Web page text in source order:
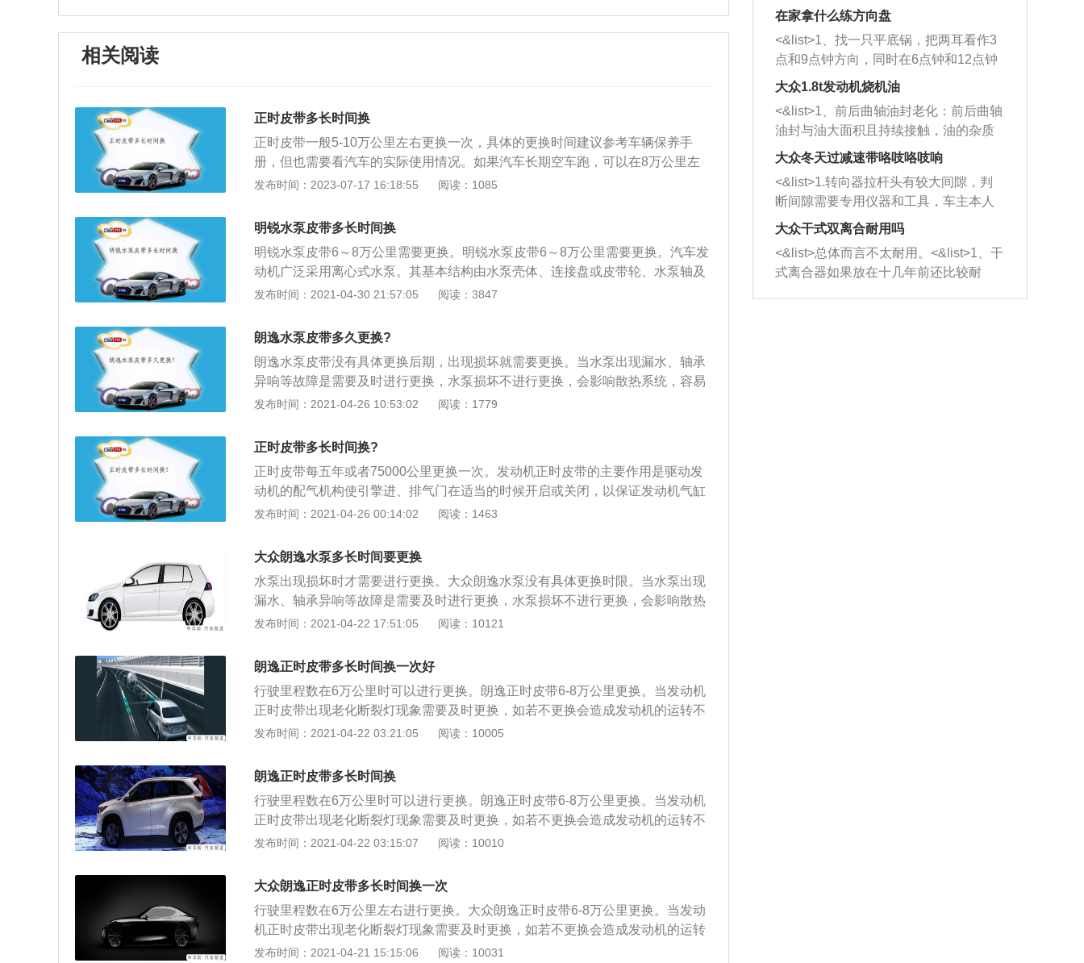
相关阅读
正时皮带多长时间换
正时皮带一般5-10万公里左右更换一次，具体的更换时间建议参考车辆保养手
册，但也需要看汽车的实际使用情况。如果汽车长期空车跑，可以在8万公里左
右检查，没有问题可以继续使用，到10至13万公里时再进行更换；如果经常重负
时皮带是橡胶制品，有一定的使用寿命，使用时间长了会自然老化，表面会硬
化，出现裂纹，加上正时皮带长期处于高速运转状态，难免会有磨损，更容易出
现问题。如果继续使用未能及时更换，可能会发生断裂现象，造成发动机故障，
不能正常使用。
发布时间：2023-07-17 16:18:55 阅读：1085
明锐水泵皮带多长时间换
明锐水泵皮带6～8万公里需要更换。明锐水泵皮带6～8万公里需要更换。汽车发
动机广泛采用离心式水泵。其基本结构由水泵壳体、连接盘或皮带轮、水泵轴及
轴承或轴连轴承、水泵叶轮和水封装置等零件构成，是汽车的主要组成部分。水
到发动机的转速，现象就是车速不稳定的问题，通常在发动机启动一段时间会出
现，假如助力过大就会熄火，从这些现象能初步判断水泵损坏；2、冷却液泄
露：发动机靠近水泵部位容易发生漏水，这时候冷却液会在水泵通风孔留下水印
迹，缺少冷却液的发动机就会“发高烧”，磨损加剧，严重时冒烟甚至着火，此时
首先要检查冷去系统重要部位（冷却风扇、散热器、水泵等）是否损坏，不要再
内部的轴承损坏或者叶轮出现了松动或者脱离了转轴产生异响。汽修网Http://aut
o.china.com/
发布时间：2021-04-30 21:57:05 阅读：3847
朗逸水泵皮带多久更换?
朗逸水泵皮带没有具体更换后期，出现损坏就需要更换。当水泵出现漏水、轴承
异响等故障是需要及时进行更换，水泵损坏不进行更换，会影响散热系统，容易
造成发动机开锅。以下是水泵损坏的症状：1、水泵损坏会使冷却循环能力减弱
会在水泵通风孔上留下冷却液颜色的痕迹，导致缺少冷却液后水温高等症状的出
现；3、发动机工作时水泵出现异响。水泵出现异响可能是由于内部有异物，或
者轴承磨损引起。
发布时间：2021-04-26 10:53:02 阅读：1779
正时皮带多长时间换?
正时皮带每五年或者75000公里更换一次。发动机正时皮带的主要作用是驱动发
动机的配气机构使引擎进、排气门在适当的时候开启或关闭，以保证发动机气缸
能够正常地吸气和排气。以下是正时皮带的更换步骤：1、将气门室盖拆开，曲
曲轴固定镙丝拧上，固定住曲轴；2、转动进排气凸轮轴，凸轮轴后端有凹槽，
将两根凸轮轴凹槽平衡对齐，将专用工具卡进去；3、拆下旧链条装上新链条。
曲轴皮带轮也是没有滑键的，安装时，皮带轮上面有一个圆孔，对正链条外壳上
面的凹槽里；4、曲轴位置传感器是可以调整的，安装时要不间隙调整到位，不
然会报故障码；曲轴链轮与皮带轮都是自由转动的。
发布时间：2021-04-26 00:14:02 阅读：1463
大众朗逸水泵多长时间要更换
水泵出现损坏时才需要进行更换。大众朗逸水泵没有具体更换时限。当水泵出现
漏水、轴承异响等故障是需要及时进行更换，水泵损坏不进行更换，会影响散热
系统，容易造成发动机开锅。以下是水泵损坏的症状： 1、水泵损坏会使冷却循
水。漏冷却液会在水泵通风孔上留下冷却液颜色的痕迹，导致缺少冷却液后水温
高等症状的出现； 3、发动机工作时水泵出现异响。水泵出现异响可能是由于内
部有异物，或者轴承磨损引起。水泵漏水、无法转动时才需要实行更换。 （中华
网汽车auto.china.com原创）
发布时间：2021-04-22 17:51:05 阅读：10121
朗逸正时皮带多长时间换一次好
行驶里程数在6万公里时可以进行更换。朗逸正时皮带6-8万公里更换。当发动机
正时皮带出现老化断裂灯现象需要及时更换，如若不更换会造成发动机的运转不
良，严重时导致发动机报废。以下是正时皮带的更换步骤： 1、将气门室盖拆
点，将曲轴固定镙丝拧上，固定住曲轴； 2、转动进排气凸轮轴，凸轮轴后端有
凹槽，将两根凸轮轴凹槽平衡对齐，将专用工具卡进去； 3、拆下旧链条装上新
链条。曲轴皮带轮也是没有滑键的，安装时，皮带轮上面有一个圆孔，对正链条
外壳上面的凹槽里；4、曲轴位置传感器是可以调整的，安装时要不间隙调整到
位，不然会报故障码；曲轴链轮与皮带轮都是自由转动的。
发布时间：2021-04-22 03:21:05 阅读：10005
朗逸正时皮带多长时间换
行驶里程数在6万公里时可以进行更换。朗逸正时皮带6-8万公里更换。当发动机
正时皮带出现老化断裂灯现象需要及时更换，如若不更换会造成发动机的运转不
良，严重时导致发动机报废。以下是正时皮带的更换步骤： 1、将气门室盖拆
点，将曲轴固定镙丝拧上，固定住曲轴； 2、转动进排气凸轮轴，凸轮轴后端有
凹槽，将两根凸轮轴凹槽平衡对齐，将专用工具卡进去； 3、拆下旧链条装上新
链条。曲轴皮带轮也是没有滑键的，安装时，皮带轮上面有一个圆孔，对正链条
外壳上面的凹槽里；4、曲轴位置传感器是可以调整的，安装时要不间隙调整到
位，不然会报故障码；曲轴链轮与皮带轮都是自由转动的。
发布时间：2021-04-22 03:15:07 阅读：10010
大众朗逸正时皮带多长时间换一次
行驶里程数在6万公里左右进行更换。大众朗逸正时皮带6-8万公里更换。当发动
机正时皮带出现老化断裂灯现象需要及时更换，如若不更换会造成发动机的运转
不良，严重时导致发动机报废。以下是正时皮带的更换步骤： 1、将气门室盖拆
发布时间：2021-04-21 15:15:06 阅读：10031
者是细棍，直接将杂物给取出来，如果
堵塞情况比较严重，也可以采取应急措
施。 <&list>2、直接利用木棍将所有的
杂物推到排气管里面的位置处，然后将
三元催化器拆解开，就可以将堵塞的东
西取出来。但如果是因为积碳过多引起
的堵塞，就需要将三元催化器泡在草酸
洗剂对堵塞的情况得到解决，将清洗剂
放在燃油箱中，与燃油混合后，车辆启
动时，就可以和汽油一起进入到燃烧
室，最后形成废气排出，就可以让三元
催化器得到清洗，排气管堵塞的情况就
能够得到解决。
在家拿什么练方向盘
<&list>1、找一只平底锅，把两耳看作3
点和9点钟方向，同时在6点钟和12点钟
方向做一个标记。 <&list>2、双手握住
一圈半的练习，往右同样也要打相同的
圈数。 <&list>3、最后强调要反复练
习，这样就可以形成肌肉记忆，在真实
驾驶车辆时，不需要记忆也能打好方
向。
大众1.8t发动机烧机油
<&list>1、前后曲轴油封老化：前后曲轴
油封与油大面积且持续接触，油的杂质
和发动机内持续温度变化使其密封效果
逐渐减弱，导致渗油或漏油。<&list>2、
活塞间隙过大：积碳会使活塞环与缸体
的间隙扩大，导致机油流入燃烧室中，
造成烧机油。<&list>3、机油粘度。使用
机油粘度过小的话，同样会有烧机油现
象，机油粘度过小具有很好的流动性，
大众冬天过减速带咯吱咯吱响
<&list>1.转向器拉杆头有较大间隙，判
断间隙需要专用仪器和工具，车主本人
无法制作，需要将车辆送到修理厂或4s
店；<&list>2.车辆半轴套管防尘罩破
裂，破裂后会出现漏油现象，使半轴磨
损严重，磨损的半轴容易损坏，产生异
响；<&list>3.稳定器的转向胶套和球头
大众干式双离合耐用吗
<&list>总体而言不太耐用。<&list>1、干
式离合器如果放在十几年前还比较耐